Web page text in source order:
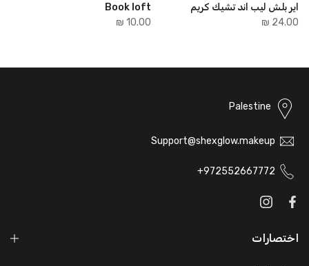
اير بلش ليب اند تشيك كريم
24.00 ₪
Book loft
10.00 ₪
Palestine
Support@shexglow.makeup
972552667772+
اختصارات